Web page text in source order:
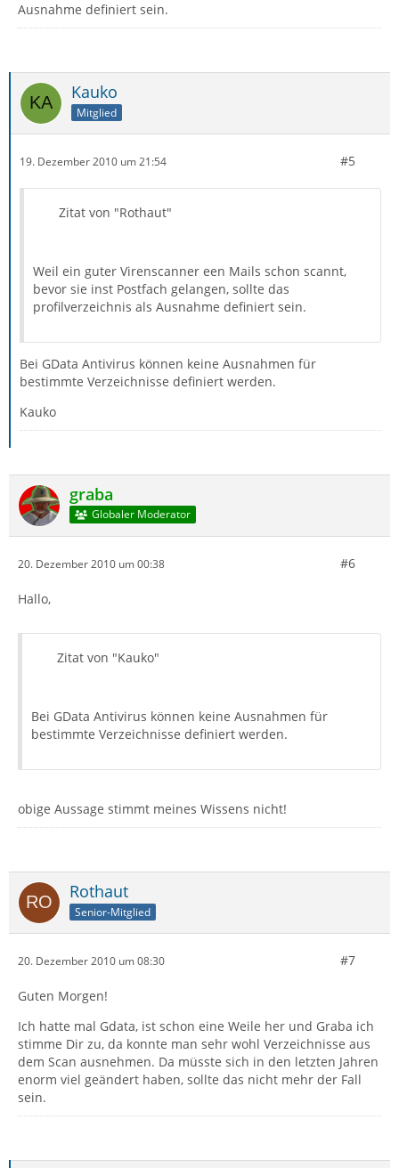
Ausnahme definiert sein.
Kauko
Mitglied
19. Dezember 2010 um 21:54 #5
Zitat von "Rothaut"
Weil ein guter Virenscanner een Mails schon scannt,
bevor sie inst Postfach gelangen, sollte das
profilverzeichnis als Ausnahme definiert sein.
Bei GData Antivirus können keine Ausnahmen für
bestimmte Verzeichnisse definiert werden.
Kauko
graba
Globaler Moderator
20. Dezember 2010 um 00:38 #6
Hallo,
Zitat von "Kauko"
Bei GData Antivirus können keine Ausnahmen für
bestimmte Verzeichnisse definiert werden.
obige Aussage stimmt meines Wissens nicht!
Rothaut
Senior-Mitglied
20. Dezember 2010 um 08:30 #7
Guten Morgen!
Ich hatte mal Gdata, ist schon eine Weile her und Graba ich
stimme Dir zu, da konnte man sehr wohl Verzeichnisse aus
dem Scan ausnehmen. Da müsste sich in den letzten Jahren
enorm viel geändert haben, sollte das nicht mehr der Fall
sein.